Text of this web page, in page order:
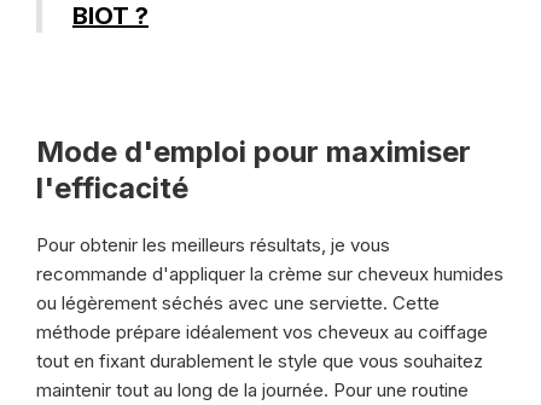
BIOT ?
Mode d'emploi pour maximiser
l'efficacité
Pour obtenir les meilleurs résultats, je vous
recommande d'appliquer la crème sur cheveux humides
ou légèrement séchés avec une serviette. Cette
méthode prépare idéalement vos cheveux au coiffage
tout en fixant durablement le style que vous souhaitez
maintenir tout au long de la journée. Pour une routine